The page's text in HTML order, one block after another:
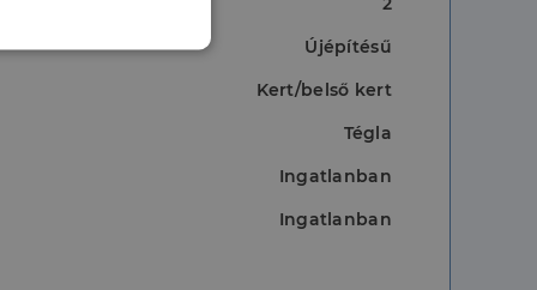
Újépítésű
Kert/belső kert
Tégla
Ingatlanban
Ingatlanban